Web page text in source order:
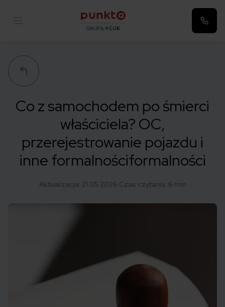
Co z samochodem po śmierci
właściciela? OC,
przerejestrowanie pojazdu i
inne formalnościformalności
Aktualizacja: 21.05.2026 Czas czytania: 6 min